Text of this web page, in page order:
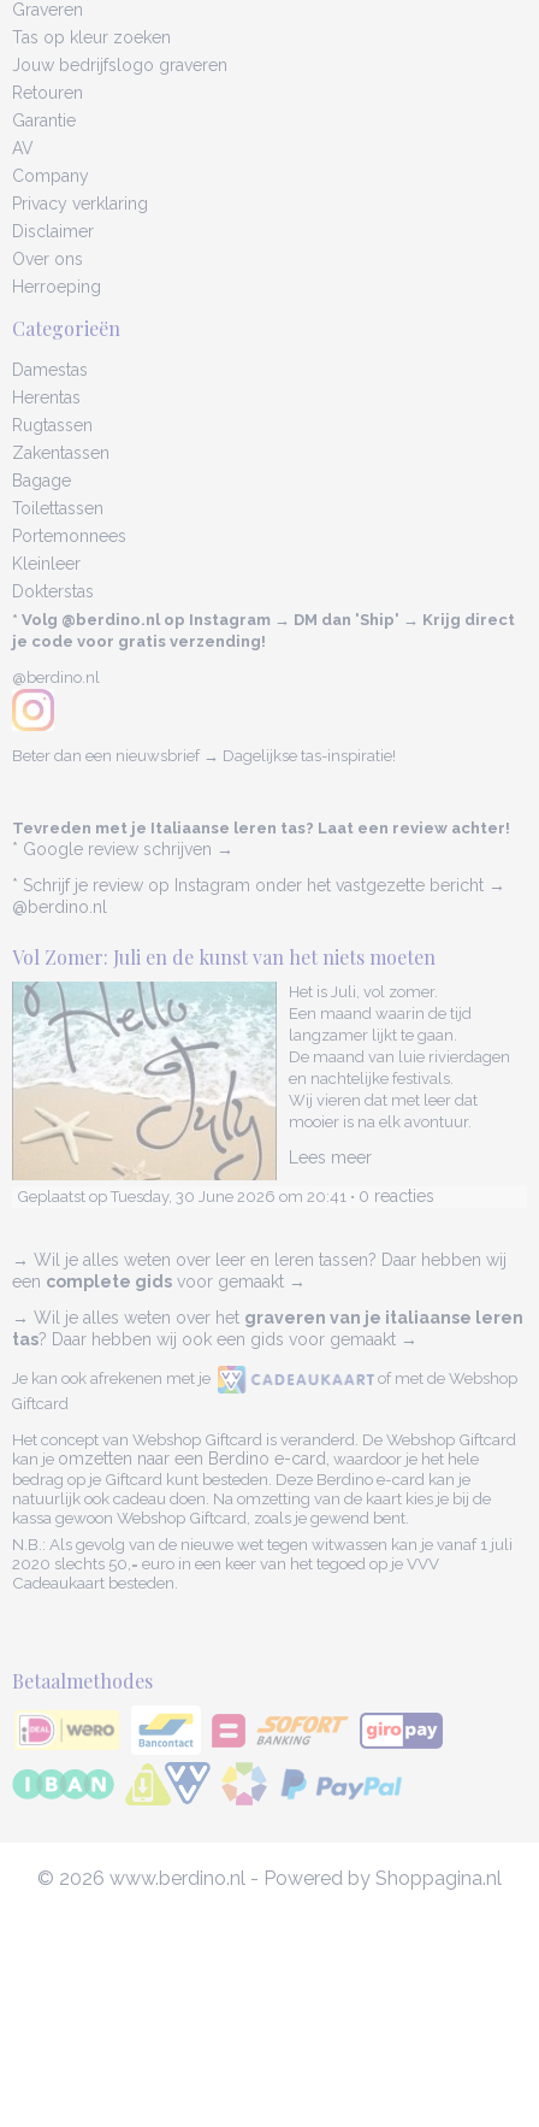
Graveren
Tas op kleur zoeken
Jouw bedrijfslogo graveren
Retouren
Garantie
AV
Company
Privacy verklaring
Disclaimer
Over ons
Herroeping
Categorieën
Damestas
Herentas
Rugtassen
Zakentassen
Bagage
Toilettassen
Portemonnees
Kleinleer
Dokterstas
* Volg @berdino.nl op Instagram → DM dan 'Ship' → Krijg direct
je code voor gratis verzending!
@berdino.nl
Beter dan een nieuwsbrief → Dagelijkse tas-inspiratie!
Tevreden met je Italiaanse leren tas? Laat een review achter!
* Google review schrijven →
* Schrijf je review op Instagram onder het vastgezette bericht →
@berdino.nl
Vol Zomer: Juli en de kunst van het niets moeten
Het is Juli, vol zomer.
Een maand waarin de tijd
langzamer lijkt te gaan.
De maand van luie rivierdagen
en nachtelijke festivals.
Wij vieren dat met leer dat
mooier is na elk avontuur.
Lees meer
Geplaatst op Tuesday, 30 June 2026 om 20:41 • 0 reacties
→ Wil je alles weten over leer en leren tassen? Daar hebben wij
een complete gids voor gemaakt →
→ Wil je alles weten over het graveren van je italiaanse leren
tas? Daar hebben wij ook een gids voor gemaakt →
Je kan ook afrekenen met je
of met de Webshop
Giftcard
Het concept van Webshop Giftcard is veranderd. De Webshop Giftcard
kan je omzetten naar een Berdino e-card, waardoor je het hele
bedrag op je Giftcard kunt besteden. Deze Berdino e-card kan je
natuurlijk ook cadeau doen. Na omzetting van de kaart kies je bij de
kassa gewoon Webshop Giftcard, zoals je gewend bent.
N.B.: Als gevolg van de nieuwe wet tegen witwassen kan je vanaf 1 juli
2020 slechts 50,= euro in een keer van het tegoed op je VVV
Cadeaukaart besteden.
Betaalmethodes
© 2026 www.berdino.nl - Powered by Shoppagina.nl